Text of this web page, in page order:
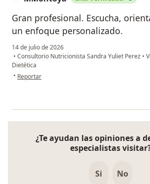
Gran profesional. Escucha,
un enfoque personalizado.
14 de julio de 2026
• Consultorio Nutricionista Sandra Yuliet Perez •
Dietética
• en opinión del usuario MMontoya
Reportar
¿Te ayudan las opiniones a
especialistas
Si No